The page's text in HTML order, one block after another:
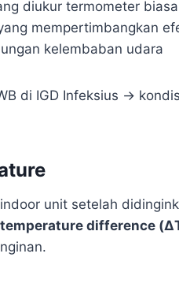
diukur termometer biasa
mempertimbangkan
kelembaban udara
di IGD Infeksius →
unit setelah
temperature difference